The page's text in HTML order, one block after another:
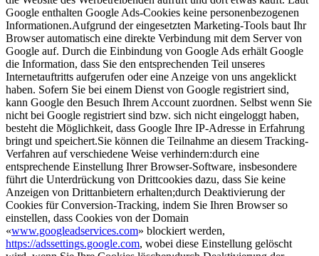
Google enthalten Google Ads-Cookies keine personenbezogenen
Informationen.Aufgrund der eingesetzten Marketing-Tools baut Ihr
Browser automatisch eine direkte Verbindung mit dem Server von
Google auf. Durch die Einbindung von Google Ads erhält Google
die Information, dass Sie den entsprechenden Teil unseres
Internetauftritts aufgerufen oder eine Anzeige von uns angeklickt
haben. Sofern Sie bei einem Dienst von Google registriert sind,
kann Google den Besuch Ihrem Account zuordnen. Selbst wenn Sie
nicht bei Google registriert sind bzw. sich nicht eingeloggt haben,
besteht die Möglichkeit, dass Google Ihre IP-Adresse in Erfahrung
bringt und speichert.Sie können die Teilnahme an diesem Tracking-
Verfahren auf verschiedene Weise verhindern:durch eine
entsprechende Einstellung Ihrer Browser-Software, insbesondere
führt die Unterdrückung von Drittcookies dazu, dass Sie keine
Anzeigen von Drittanbietern erhalten;durch Deaktivierung der
Cookies für Conversion-Tracking, indem Sie Ihren Browser so
einstellen, dass Cookies von der Domain
«www.googleadservices.com» blockiert werden,
https://adssettings.google.com, wobei diese Einstellung gelöscht